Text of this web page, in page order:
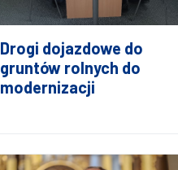
Drogi dojazdowe do
gruntów rolnych do
modernizacji